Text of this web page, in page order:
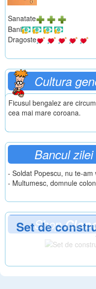
Sanatate
Bani
Dragoste
Cultura
Ficusul bengalez are
cea mai mare coroana.
Bancul zilei
- Soldat Popescu, nu te-
- Multumesc, domnule
Shop
Set de